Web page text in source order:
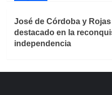
José de Córdoba y
destacado en la
independencia